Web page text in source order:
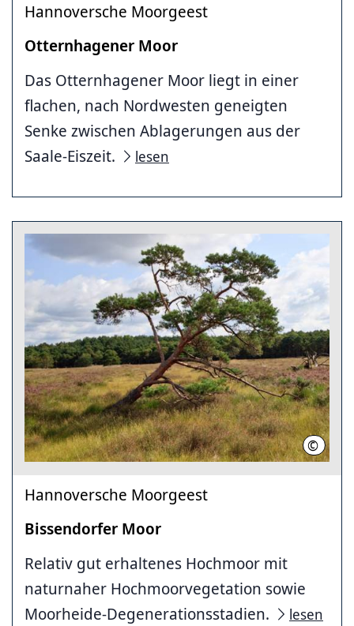
Hannoversche Moorgeest
Otternhagener Moor
Das Otternhagener Moor liegt in einer
flachen, nach Nordwesten geneigten
Senke zwischen Ablagerungen aus der
Saale-Eiszeit.
lesen
©
Hannoversche Moorgeest
Bissendorfer Moor
Relativ gut erhaltenes Hochmoor mit
naturnaher Hochmoorvegetation sowie
Moorheide-Degenerationsstadien.
lesen